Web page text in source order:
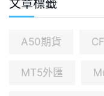
文章標籤
A50期貨
MT5外匯